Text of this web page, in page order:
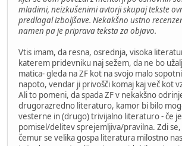
mladimi, neizkušenimi avtorji skupaj tekste
predlagal izboljšave. Nekakšno ustno
namen pa je priprava teksta za objavo.
Vtis imam, da resna, osrednja, visoka
katerem pridevniku naj sežem, da ne bo
matica- gleda na ZF kot na svojo malo
napoto, vendar ji privošči komaj kaj več kot
Ali to pomeni, da spada ZF v nekakšno
drugorazredno literaturo, kamor bi bilo
vesterne in (drugo) trivijalno literaturo - če
pomisel/delitev sprejemljiva/pravilna. Zdi
čemur se velika gospa literatura milostno